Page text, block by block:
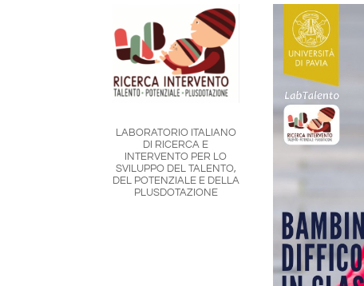
LABORATORIO ITALIANO
DI RICERCA E
INTERVENTO PER LO
SVILUPPO DEL TALENTO,
DEL POTENZIALE E DELLA
PLUSDOTAZIONE